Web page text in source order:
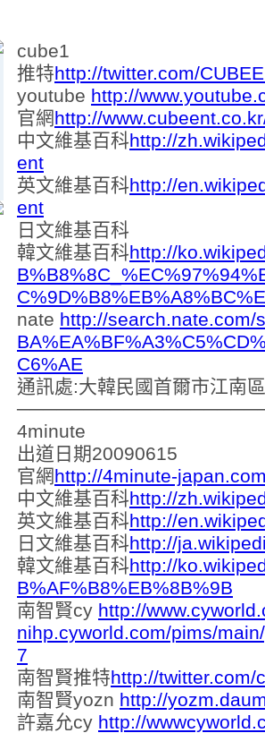
cube1
推特http://twitter.com/
youtube http://
官網http://
中文維基百科http://
ent
英文維基百科http://
ent
日文維基百科
韓文維基百科http://
nate http://search.nate.com/
C6%AE
通訊處:大韓民國首爾市江南
4minute
出道日期20090615
官網http://4minute-
中文維基百科http://
英文維基百科http://
日文維基百科http://
韓文維基百科http://
B%AF%B8%EB%8B%9B
南智賢cy http://
nihp.cyworld.com/pims/
7
南智賢推特http://twitter.com/
南智賢yozn http://
許嘉允cy http://